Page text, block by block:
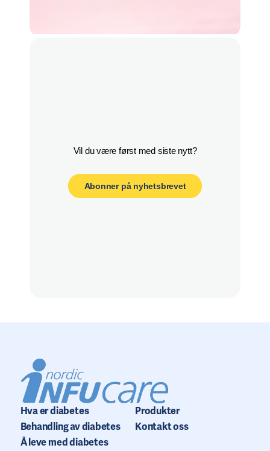
Vil du være først med siste nytt?
Abonner på nyhetsbrevet
Hva er diabetes
Behandling av diabetes
Å leve med diabetes
Produkter
Kontakt oss